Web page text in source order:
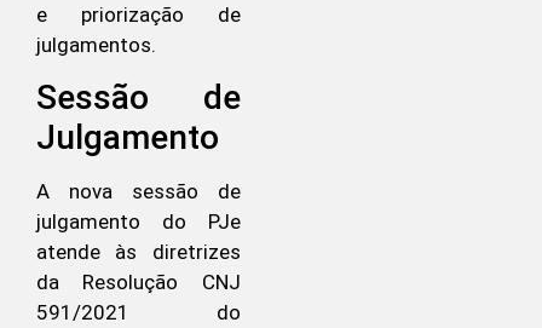
e priorização de
julgamentos.
Sessão de
Julgamento
A nova sessão de
julgamento do PJe
atende às diretrizes
da Resolução CNJ
591/2021 do